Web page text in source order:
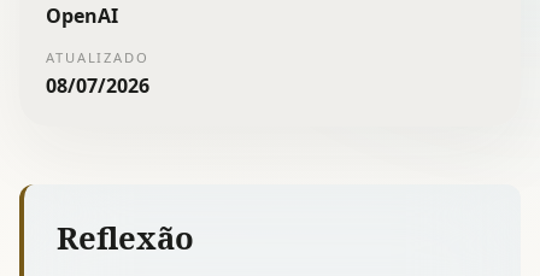
OpenAI
ATUALIZADO
08/07/2026
Reflexão